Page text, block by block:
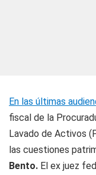
En las últimas
fiscal de la
Lavado de Activos
las cuestiones
Bento. El ex juez